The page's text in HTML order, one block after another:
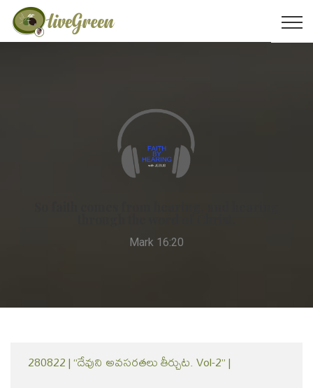
Mark 16:20
280822 | “దేవుని అవసరతలు తీర్చుట. Vol-2” |